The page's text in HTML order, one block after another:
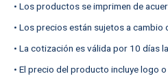
• Los productos se imprimen de
• Los precios están sujetos a cambio
• La cotización es válida por 10 días
• El precio del producto incluye logo